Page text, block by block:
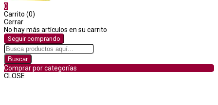
0
Carrito (0)
Cerrar
No hay más artículos en su carrito
Seguir comprando
Buscar
Comprar por categorías
CLOSE